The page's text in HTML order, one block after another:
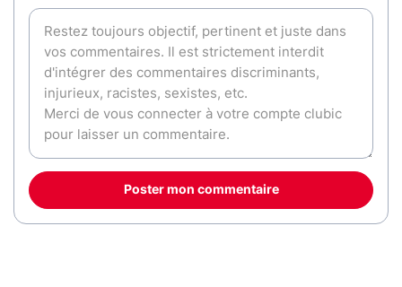
Poster mon commentaire